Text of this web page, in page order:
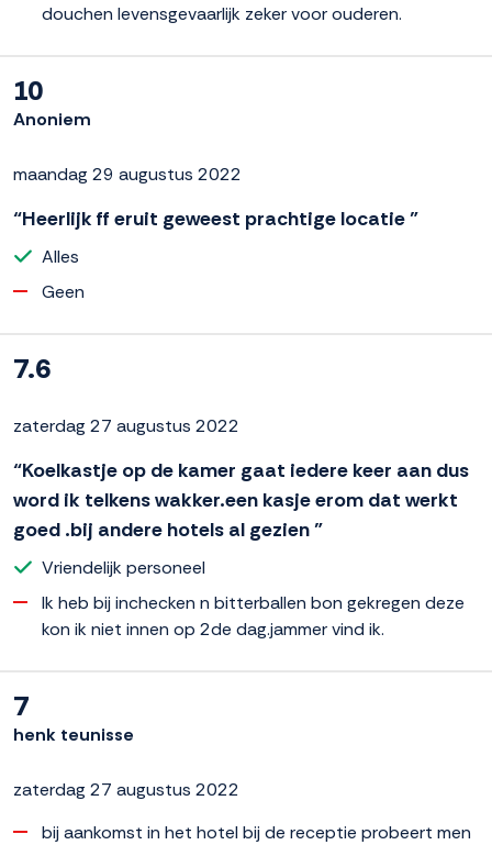
douchen levensgevaarlijk zeker voor ouderen.
10
Anoniem
maandag 29 augustus 2022
“Heerlijk ff eruit geweest prachtige locatie ”
Alles
Geen
7.6
zaterdag 27 augustus 2022
“Koelkastje op de kamer gaat iedere keer aan dus
word ik telkens wakker.een kasje erom dat werkt
goed .bij andere hotels al gezien ”
Vriendelijk personeel
Ik heb bij inchecken n bitterballen bon gekregen deze
kon ik niet innen op 2de dag.jammer vind ik.
7
henk teunisse
zaterdag 27 augustus 2022
bij aankomst in het hotel bij de receptie probeert men